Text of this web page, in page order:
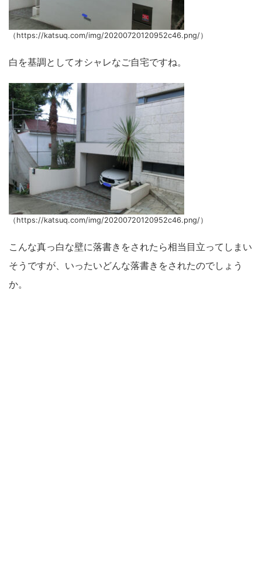
（https://katsuq.com/img/20200720120952c46.png/）
白を基調としてオシャレなご自宅ですね。
（https://katsuq.com/img/20200720120952c46.png/）
こんな真っ白な壁に落書きをされたら相当目立ってしまい
そうですが、いったいどんな落書きをされたのでしょう
か。